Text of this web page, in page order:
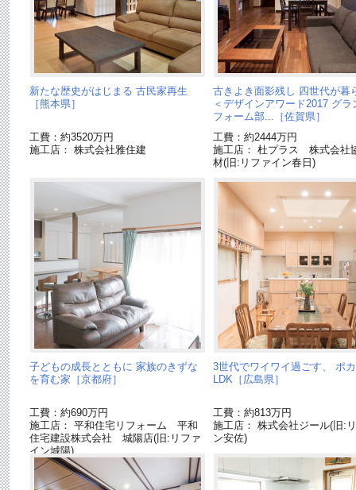
新たな歴史がはじまる 古民家再生
［熊本県］
工費：約3520万円
施工店： 株式会社雅住建
古きよき面影残し 四世代が暮
＜デザインアワード2017 グラ
フォーム部...［佐賀県］
工費：約2444万円
施工店： 杜プラス 株式会社
材(旧:リファイン春日)
子どもの成長とともに 家族のきずな
を育む家［京都府］
工費：約690万円
施工店： 平和住宅リフォーム 平和
住宅建設株式会社 城陽店(旧:リファ
イン城陽)
3世代でワイワイ過ごす、 ポ
LDK［広島県］
工費：約813万円
施工店： 株式会社ジール(旧:
ン安佐)